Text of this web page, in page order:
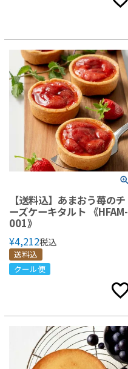
【送料込】あまおう苺のチ
ーズケーキタルト 《HFAM-
001》
¥4,212税込
送料込
クール便